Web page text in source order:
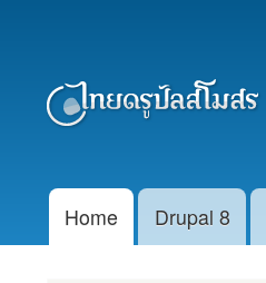
Main menu
Home Drupal 8